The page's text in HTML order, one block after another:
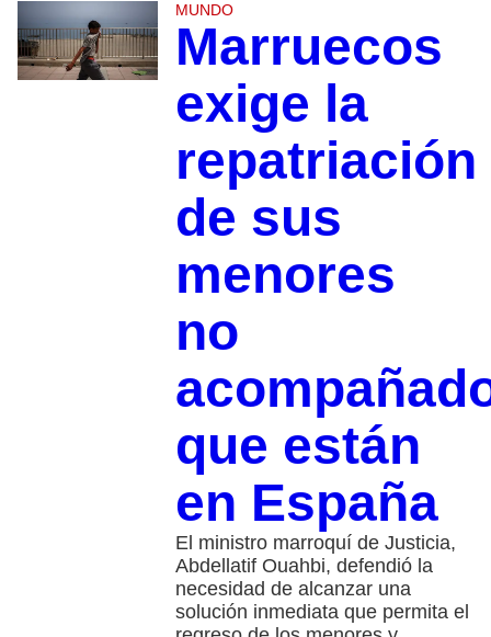
MUNDO
Marruecos
exige la
repatriación
de sus
menores
no
que están
en España
El ministro marroquí de Justicia,
Abdellatif Ouahbi, defendió la
necesidad de alcanzar una
solución inmediata que permita el